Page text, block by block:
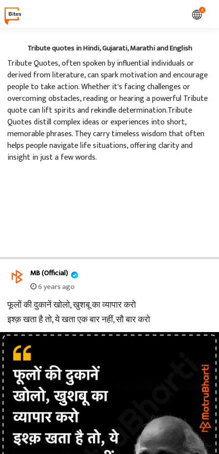
A
Tribute quotes in Hindi, Gujarati, Marathi and English
Tribute Quotes, often spoken by influential individuals or
derived from literature, can spark motivation and encourage
people to take action. Whether it's facing challenges or
overcoming obstacles, reading or hearing a powerful Tribute
quote can lift spirits and rekindle determination.Tribute
Quotes distill complex ideas or experiences into short,
memorable phrases. They carry timeless wisdom that often
helps people navigate life situations, offering clarity and
insight in just a few words.
MB (Official)
6 years ago
फूलों की दुकानें खोलो, खुशबू का व्यापार करो
इश्क़ खता है तो, ये खता एक बार नहीं, सौ बार करो